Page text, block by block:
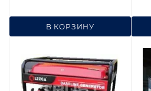
В КОРЗИНУ